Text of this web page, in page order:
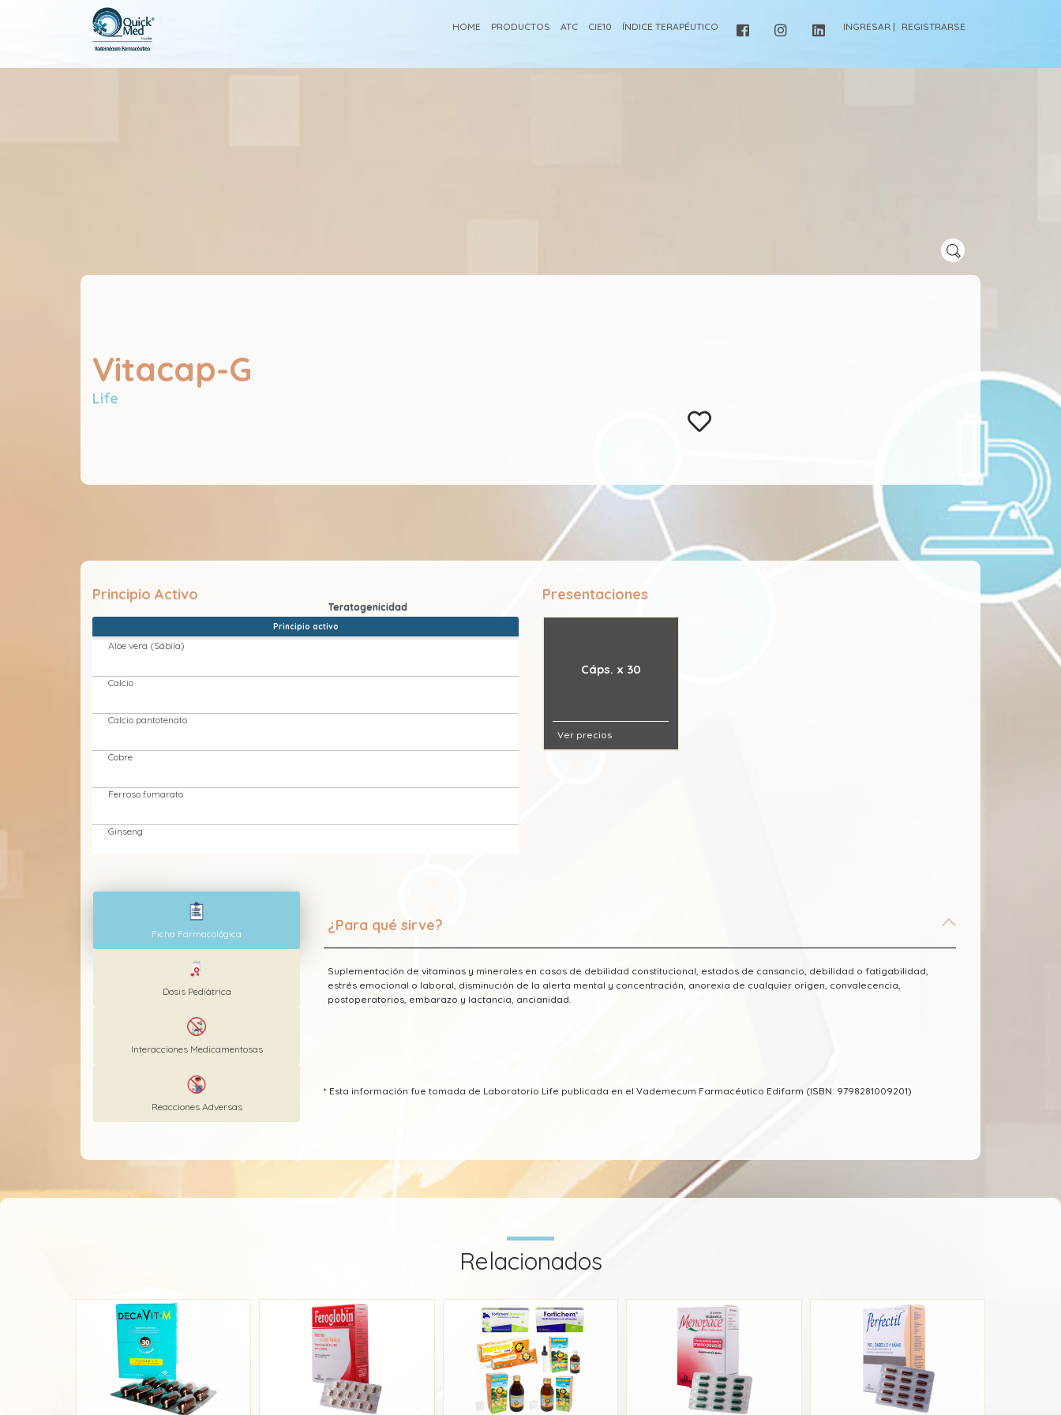
HOME PRODUCTOS ATC CIE10 ÍNDICE TERAPÉUTICO INGRESAR | REGISTRARSE
Vitacap-G
Life
Principio Activo
Principio activo
Aloe vera (Sábila)
Calcio
Calcio pantotenato
Cobre
Ferroso fumarato
Ginseng
Vitamina A (Retinol)
Vitamina B1 (Tiamina)
Vitamina B12 (Cianocobalamina)
Vitamina B3 (Niacina - Nicotinamida - Niacinamida - Ácido nicotínico - Vitamina PP)
Vitamina E (Tocoferol)
Zinc
Presentaciones
Cáps. x 30
Ver precios
Ficha Farmacológica
Dosis Pediátrica
Interacciones Medicamentosas
Reacciones Adversas
¿Para qué sirve?
Suplementación de vitaminas y minerales en casos de debilidad constitucional, estados de cansancio, debilidad o fatigabilidad,
estrés emocional o laboral, disminución de la alerta mental y concentración, anorexia de cualquier origen, convalecencia,
postoperatorios, embarazo y lactancia, ancianidad.
* Esta información fue tomada de Laboratorio Life publicada en el Vademecum Farmacéutico Edifarm (ISBN: 9798281009201)
Relacionados